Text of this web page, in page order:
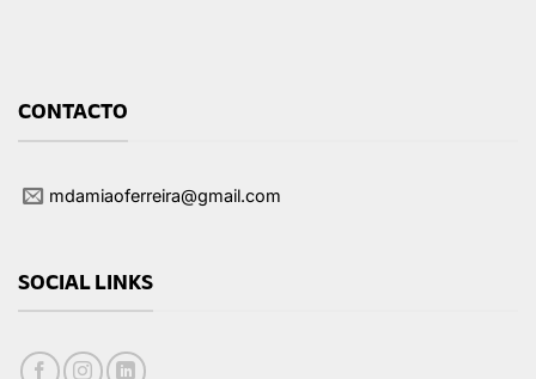
CONTACTO
mdamiaoferreira@gmail.com
SOCIAL LINKS